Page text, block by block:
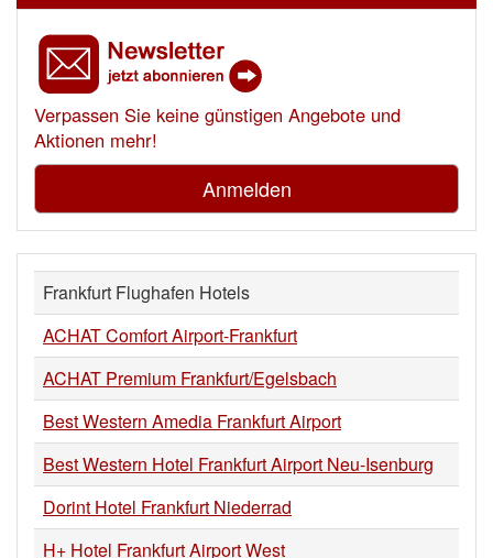
Verpassen Sie keine günstigen Angebote und
Aktionen mehr!
Anmelden
Frankfurt Flughafen Hotels
ACHAT Comfort Airport-Frankfurt
ACHAT Premium Frankfurt/Egelsbach
Best Western Amedia Frankfurt Airport
Best Western Hotel Frankfurt Airport Neu-Isenburg
Dorint Hotel Frankfurt Niederrad
H+ Hotel Frankfurt Airport West